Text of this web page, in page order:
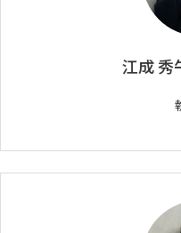
江成 秀